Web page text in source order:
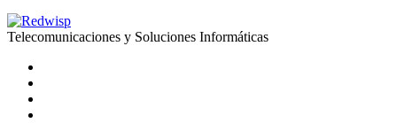
Telecomunicaciones y Soluciones Informáticas